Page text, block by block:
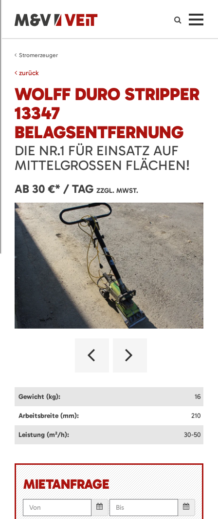
Stromerzeuger
zurück
WOLFF DURO STRIPPER
13347
BELAGSENTFERNUNG
DIE NR.1 FÜR EINSATZ AUF
MITTELGROSSEN FLÄCHEN!
AB 30 €* / TAG ZZGL. MWST.
Gewicht (kg): 16
Arbeitsbreite (mm): 210
Leistung (m²/h): 30-50
MIETANFRAGE